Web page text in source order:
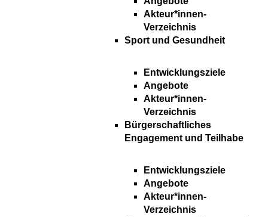
Akteur*innen-
Verzeichnis
Sport und Gesundheit
Entwicklungsziele
Angebote
Akteur*innen-
Verzeichnis
Bürgerschaftliches
Engagement und Teilhabe
Entwicklungsziele
Angebote
Akteur*innen-
Verzeichnis